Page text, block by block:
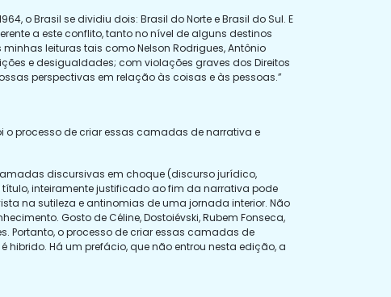
o Brasil se dividiu dois: Brasil do Norte e Brasil do Sul. E
a este conflito, tanto no nível de alguns destinos
leituras tais como Nelson Rodrigues, Antônio
e desigualdades; com violações graves dos Direitos
perspectivas em relação às coisas e às pessoas.”
processo de criar essas camadas de narrativa e
discursivas em choque (discurso jurídico,
inteiramente justificado ao fim da narrativa pode
na sutileza e antinomias de uma jornada interior. Não
Gosto de Céline, Dostoiévski, Rubem Fonseca,
Portanto, o processo de criar essas camadas de
Há um prefácio, que não entrou nesta edição, a